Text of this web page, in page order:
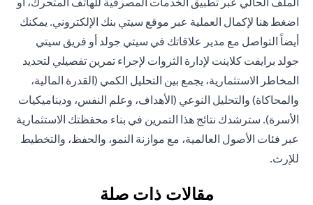
اضغط هنا لإكمال العملية عبر موقع سيتي بنك الإلكتروني. يمكنك
أيضاً التواصل مع مدير علاقاتك في سيتي جولد أو فريق سيتي
جولد برايفت كلاينت لإدارة الثروات لإجراء تمرين تفصيلي لتحديد
المخاطر الاستثمارية، يجمع بين التحليل الكمي (القدرة المالية،
والمحاكاة) والتحليل النوعي (الأهداف، وعلم النفس، وديناميكيات
الأسرة). سترشدك نتائج هذا التمرين في بناء محفظتك الاستثمارية
عبر فئات الأصول العالمية، مع موازنة النمو، والحفظ، والتخطيط
للإرث.
مقالات ذات صلة